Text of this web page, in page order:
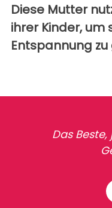
Diese Mutter
ihrer Kinder,
Entspannung
Das